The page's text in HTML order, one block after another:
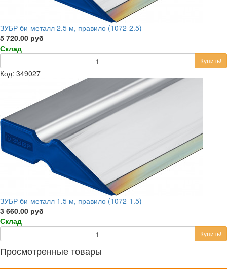
ЗУБР би-металл 2.5 м, правило (1072-2.5)
5 720.00 руб
Склад
Купить!
Код: 349027
ЗУБР би-металл 1.5 м, правило (1072-1.5)
3 660.00 руб
Склад
Купить!
Просмотренные товары